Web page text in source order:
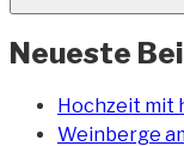
Neueste
Hochzeit mit
Weinberge